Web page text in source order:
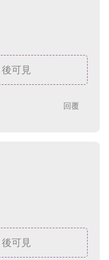
後可見
回覆
後可見